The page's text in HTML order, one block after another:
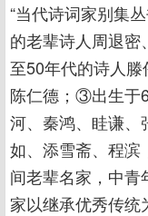
“当代诗词家别集
的老辈诗人周退
至50年代的诗人滕
陈仁德；③出生于
河、秦鸿、眭谦、
如、添雪斋、程滨
间老辈名家，中
家以继承优秀传